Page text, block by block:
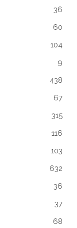
36
60
104
9
438
67
315
116
103
632
36
37
68